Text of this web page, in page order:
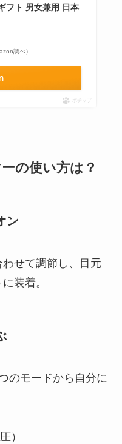
フト 男女兼用 日本
調べ）
ポチップ
の使い方は？
ン
せて調節し、目元
装着。
のモードから自分に
）